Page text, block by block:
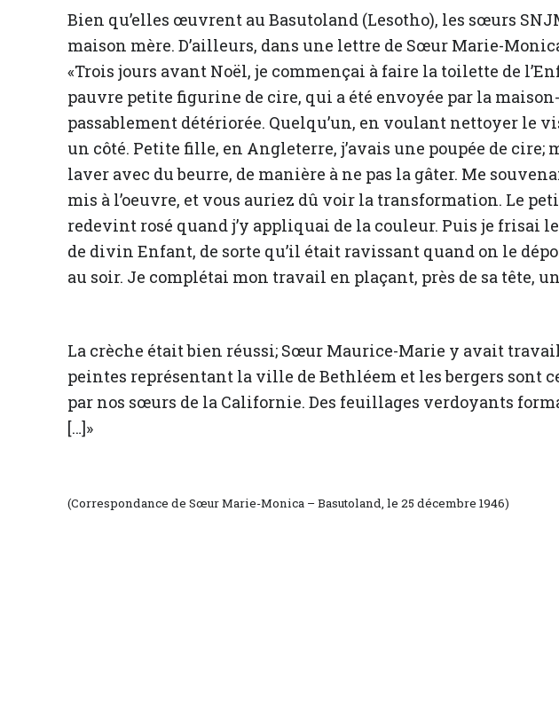
Bien qu’elles œuvrent au Basutoland (Lesotho), les sœurs
maison mère. D’ailleurs, dans une lettre de Sœur Marie-
«Trois jours avant Noël, je commençai à faire la toilette de
pauvre petite figurine de cire, qui a été envoyée par la
passablement détériorée. Quelqu’un, en voulant nettoyer le
un côté. Petite fille, en Angleterre, j’avais une poupée de cire;
laver avec du beurre, de manière à ne pas la gâter. Me
mis à l’oeuvre, et vous auriez dû voir la transformation. Le
redevint rosé quand j’y appliquai de la couleur. Puis je frisai
de divin Enfant, de sorte qu’il était ravissant quand on le
au soir. Je complétai mon travail en plaçant, près de sa tête,
La crèche était bien réussi; Sœur Maurice-Marie y avait
peintes représentant la ville de Bethléem et les bergers sont
par nos sœurs de la Californie. Des feuillages verdoyants
[…]»
(Correspondance de Sœur Marie-Monica – Basutoland, le 25 décembre 1946)